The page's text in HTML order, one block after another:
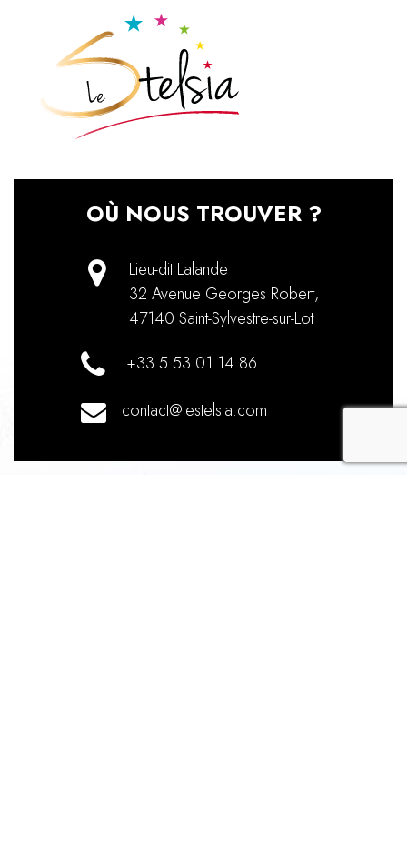
OÙ NOUS TROUVER ?
Lieu-dit Lalande
32 Avenue Georges Robert,
47140 Saint-Sylvestre-sur-Lot
+33 5 53 01 14 86
contact@lestelsia.com